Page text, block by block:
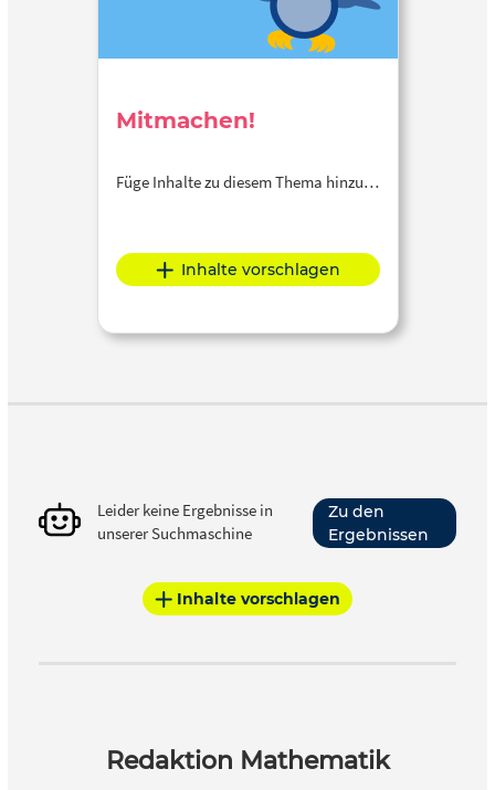
Mitmachen!
Füge Inhalte zu diesem Thema hinzu…
Inhalte vorschlagen
Leider keine Ergebnisse in
unserer Suchmaschine
Zu den
Ergebnissen
Inhalte vorschlagen
Redaktion Mathematik